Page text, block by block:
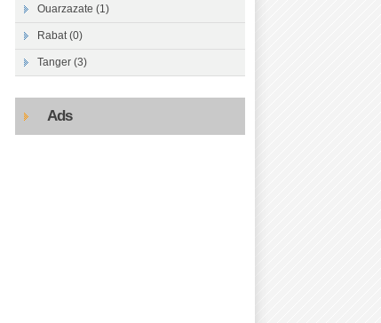
Ouarzazate (1)
Rabat (0)
Tanger (3)
Ads